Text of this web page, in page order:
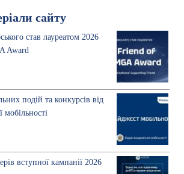
сайту
став лауреатом 2026
Award
подій та конкурсів від
мобільності
вступної кампанії 2026